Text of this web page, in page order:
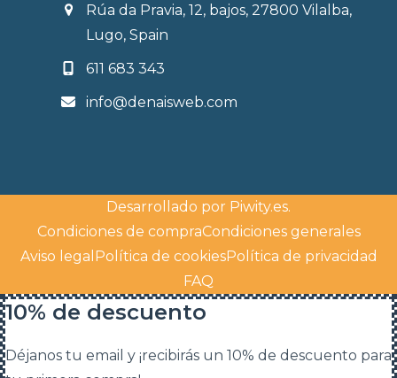
Rúa da Pravia, 12, bajos, 27800 Vilalba,
Lugo, Spain
611 683 343
info@denaisweb.com
Desarrollado por Piwity.es.
Condiciones de compraCondiciones generales
Aviso legal Política de cookiesPolítica de privacidad
FAQ
10% de descuento
Déjanos tu email y ¡recibirás un 10% de descuento para